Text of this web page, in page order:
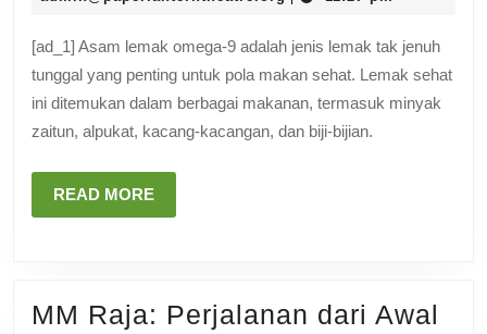
[ad_1] Asam lemak omega-9 adalah jenis lemak tak jenuh
tunggal yang penting untuk pola makan sehat. Lemak sehat
ini ditemukan dalam berbagai makanan, termasuk minyak
zaitun, alpukat, kacang-kacangan, dan biji-bijian.
READ MOREREAD
MORE
MM Raja: Perjalanan dari Awal